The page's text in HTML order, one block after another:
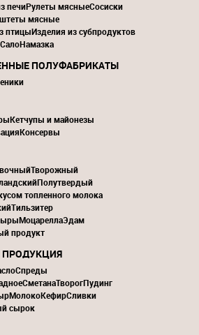
печиРулеты мясныеСосиски
мясные
птицыИзделия из субпродуктов
СалоНамазка
ПОЛУФАБРИКАТЫ
Кетчупы и майонезы
Консервы
Творожный
Полутвердый
топленного молока
Тильзитер
МоцареллаЭдам
продукт
Спреды
СметанаТворогПудинг
МолокоКефирСливки
сырок